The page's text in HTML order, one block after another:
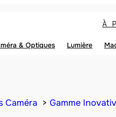
À
& Optiques Lumière
Caméra Gamme Inovativ